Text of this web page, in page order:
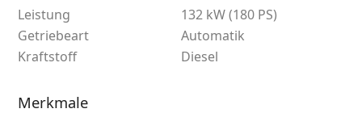
Leistung
132 kW (180 PS)
Getriebeart
Automatik
Kraftstoff
Diesel
Merkmale